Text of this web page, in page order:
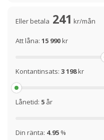
Eller betala 241 kr/mån
Att låna: 15 990kr
Kontantinsats: 3 198kr
Lånetid: 5 år
Din ränta: 4.95 %